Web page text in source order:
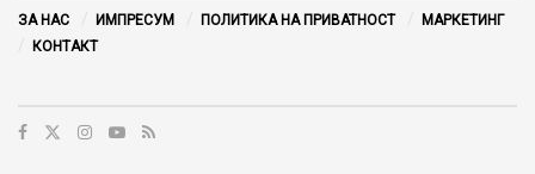
ЗА НАС ИМПРЕСУМ ПОЛИТИКА НА ПРИВАТНОСТ
МАРКЕТИНГ
КОНТАКТ